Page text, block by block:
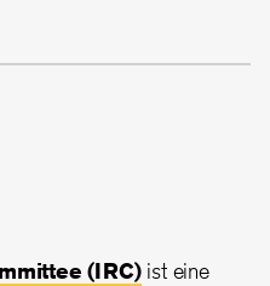
(IRC)ist eine